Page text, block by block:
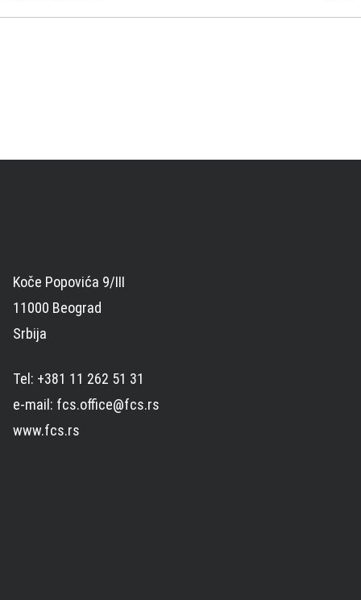
Koče Popovića 9/III
11000 Beograd
Srbija
Tel: +381 11 262 51 31
e-mail: fcs.office@fcs.rs
www.fcs.rs